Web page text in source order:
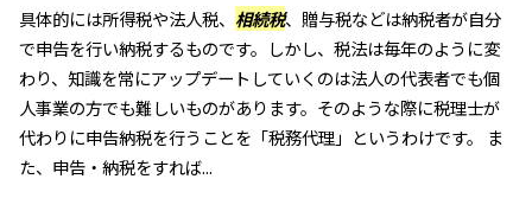
具体的には所得税や法人税、 相続税、贈与税などは納税者が自分
で申告を行い納税するものです。しかし、税法は毎年のように変
わり、知識を常にアップデートしていくのは法人の代表者でも個
人事業の方でも難しいものがあります。そのような際に税理士が
代わりに申告納税を行うことを「税務代理」というわけです。 ま
た、申告・納税をすれば...